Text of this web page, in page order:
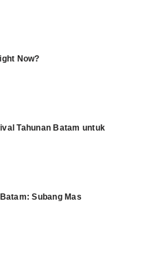
Now?
Tahunan Batam untuk
Subang Mas